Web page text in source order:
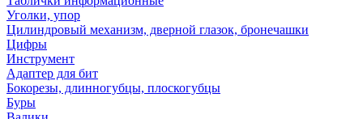
Уголки, упор
Цилиндровый механизм, дверной глазок, бронечашки
Цифры
Инструмент
Адаптер для бит
Бокорезы, длинногубцы, плоскогубцы
Буры